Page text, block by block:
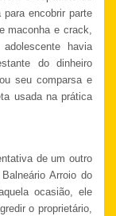
encobrir parte
maconha e crack,
havia
do dinheiro
seu comparsa e
usada na prática
de um outro
Arroio do
ocasião, ele
o proprietário,